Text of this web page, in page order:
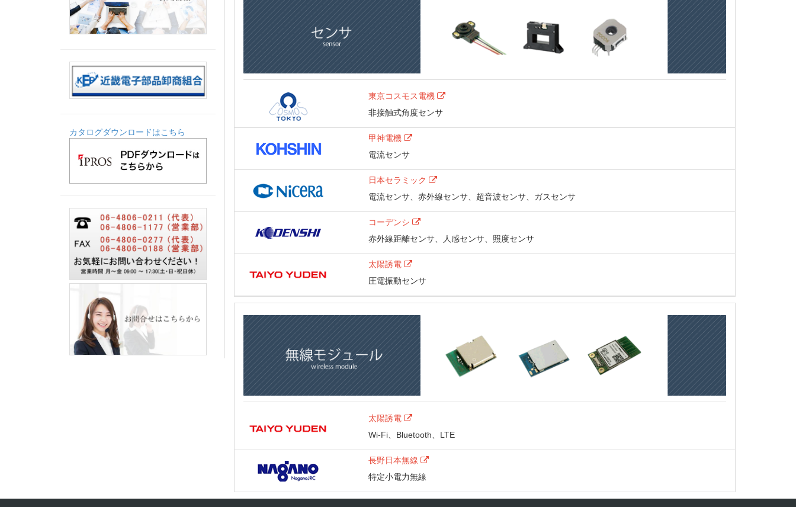
カタログダウンロードはこちら
東京コスモス電機
非接触式角度センサ
甲神電機
電流センサ
日本セラミック
電流センサ、赤外線センサ、超音波センサ、ガスセンサ
コーデンシ
赤外線距離センサ、人感センサ、照度センサ
太陽誘電
圧電振動センサ
太陽誘電
Wi-Fi、Bluetooth、LTE
長野日本無線
特定小電力無線